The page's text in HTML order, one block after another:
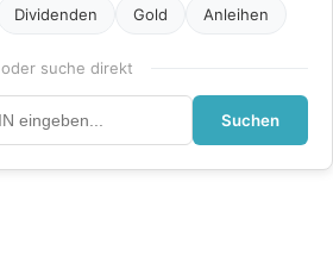
Dividenden Gold Anleihen
oder suche direkt
Suchen